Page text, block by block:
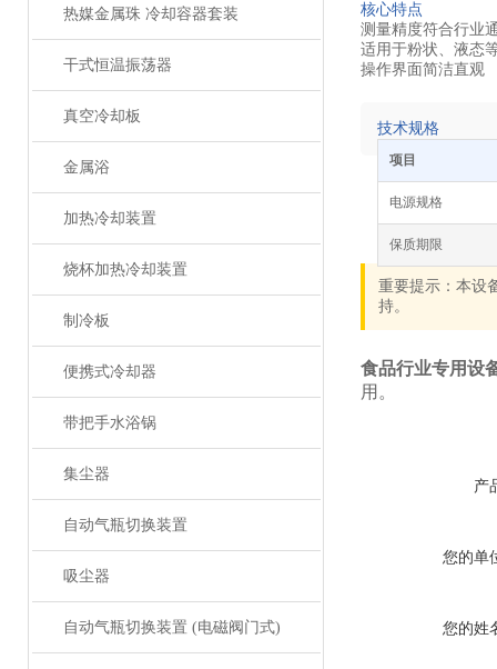
热媒金属珠 冷却容器套装
干式恒温振荡器
真空冷却板
金属浴
加热冷却装置
烧杯加热冷却装置
制冷板
便携式冷却器
带把手水浴锅
集尘器
自动气瓶切换装置
吸尘器
自动气瓶切换装置 (电磁阀门式)
核心特点
测量精度符合行业
适用于粉状、液态
操作界面简洁直观
技术规格
项目
电源规格
保质期限
重要提示：本设
持。
食品行业专用设
用。
产
您的单
您的姓